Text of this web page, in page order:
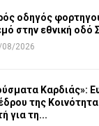
οδηγός
στην εθνική οδό
08/2026
Καρδιάς»:
της
για τη...